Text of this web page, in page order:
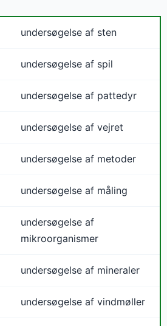
undersøgelse af sten
undersøgelse af spil
undersøgelse af pattedyr
undersøgelse af vejret
undersøgelse af metoder
undersøgelse af måling
undersøgelse af
mikroorganismer
undersøgelse af mineraler
undersøgelse af vindmøller